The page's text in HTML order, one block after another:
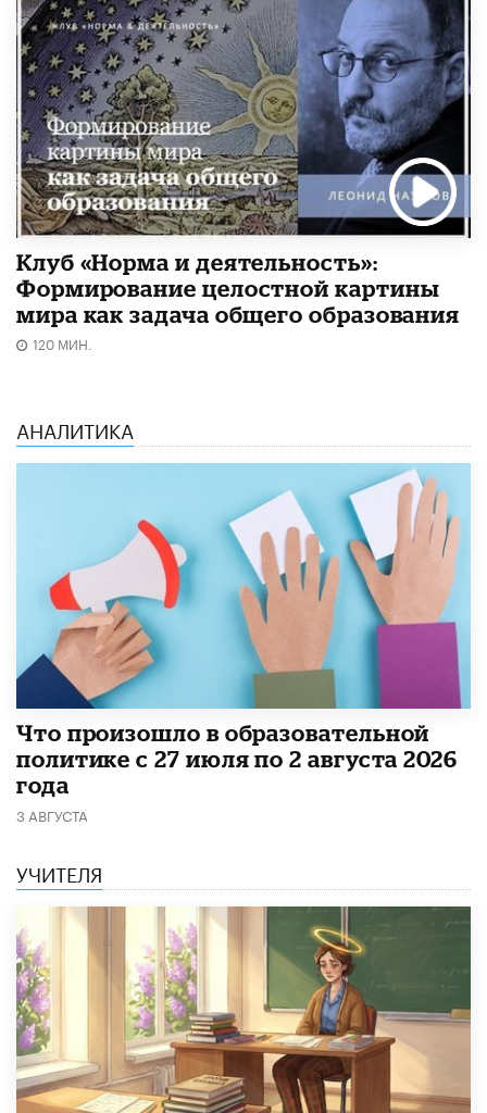
Клуб «Норма и деятельность»:
Формирование целостной картины
мира как задача общего образования
120 МИН.
АНАЛИТИКА
​Что произошло в образовательной
политике с 27 июля по 2 августа 2026
года
3 АВГУСТА
УЧИТЕЛЯ